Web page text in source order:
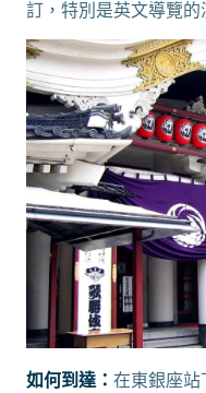
訂，特別是英文導覽的
如何到達： 在東銀座站